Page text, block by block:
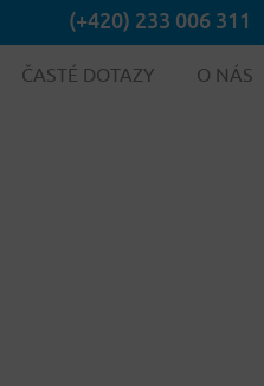
(+420) 233 006 311
ČASTÉ DOTAZY O NÁS